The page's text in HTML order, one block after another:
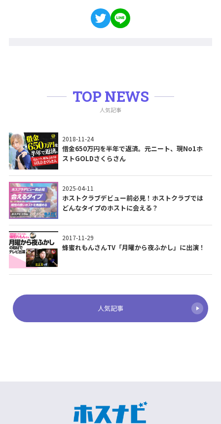
TOP NEWS
人気記事
2018-11-24
借金650万円を半年で返済。元ニート、現No1ホ
ストGOLDさくらさん
2025-04-11
ホストクラブデビュー前必見！ホストクラブでは
どんなタイプのホストに会える？
2017-11-29
蜂蜜れもんさんTV「月曜から夜ふかし」に出演！
人気記事